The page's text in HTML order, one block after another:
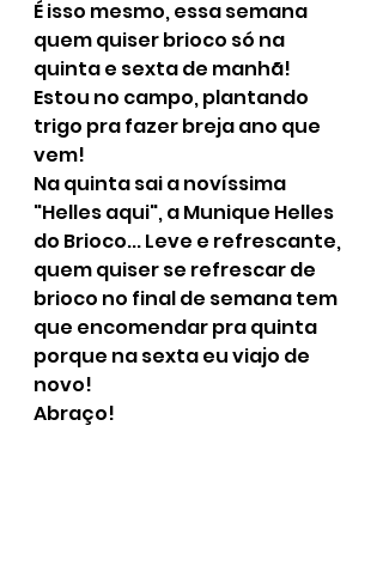
É isso mesmo, essa semana
quem quiser brioco só na
quinta e sexta de manhã!
Estou no campo, plantando
trigo pra fazer breja ano que
vem!
Na quinta sai a novíssima
"Helles aqui", a Munique Helles
do Brioco... Leve e refrescante,
quem quiser se refrescar de
brioco no final de semana tem
que encomendar pra quinta
porque na sexta eu viajo de
novo!
Abraço!